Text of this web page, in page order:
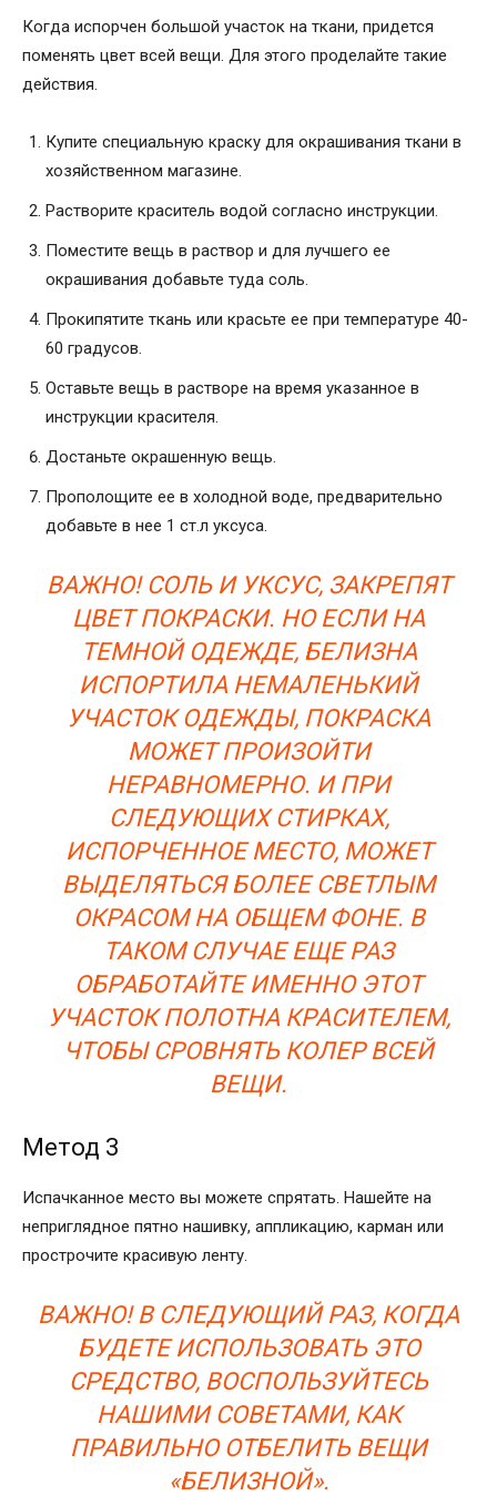
Когда испорчен большой участок на ткани, придется
поменять цвет всей вещи. Для этого проделайте такие
действия.
Купите специальную краску для окрашивания ткани в
хозяйственном магазине.
Растворите краситель водой согласно инструкции.
Поместите вещь в раствор и для лучшего ее
окрашивания добавьте туда соль.
Прокипятите ткань или красьте ее при температуре 40-
60 градусов.
Оставьте вещь в растворе на время указанное в
инструкции красителя.
Достаньте окрашенную вещь.
Прополощите ее в холодной воде, предварительно
добавьте в нее 1 ст.л уксуса.
ВАЖНО! СОЛЬ И УКСУС, ЗАКРЕПЯТ
ЦВЕТ ПОКРАСКИ. НО ЕСЛИ НА
ТЕМНОЙ ОДЕЖДЕ, БЕЛИЗНА
ИСПОРТИЛА НЕМАЛЕНЬКИЙ
УЧАСТОК ОДЕЖДЫ, ПОКРАСКА
МОЖЕТ ПРОИЗОЙТИ
НЕРАВНОМЕРНО. И ПРИ
СЛЕДУЮЩИХ СТИРКАХ,
ИСПОРЧЕННОЕ МЕСТО, МОЖЕТ
ВЫДЕЛЯТЬСЯ БОЛЕЕ СВЕТЛЫМ
ОКРАСОМ НА ОБЩЕМ ФОНЕ. В
ТАКОМ СЛУЧАЕ ЕЩЕ РАЗ
ОБРАБОТАЙТЕ ИМЕННО ЭТОТ
УЧАСТОК ПОЛОТНА КРАСИТЕЛЕМ,
ЧТОБЫ СРОВНЯТЬ КОЛЕР ВСЕЙ
ВЕЩИ.
Метод 3
Испачканное место вы можете спрятать. Нашейте на
неприглядное пятно нашивку, аппликацию, карман или
прострочите красивую ленту.
ВАЖНО! В СЛЕДУЮЩИЙ РАЗ, КОГДА
БУДЕТЕ ИСПОЛЬЗОВАТЬ ЭТО
СРЕДСТВО, ВОСПОЛЬЗУЙТЕСЬ
НАШИМИ СОВЕТАМИ, КАК
ПРАВИЛЬНО ОТБЕЛИТЬ ВЕЩИ
«БЕЛИЗНОЙ».